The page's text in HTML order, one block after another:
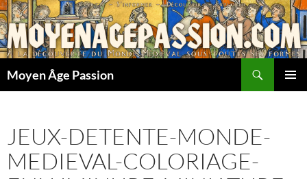
Aller
au
contenu
Moyen Âge Passion
JEUX-DETENTE-MONDE-
MEDIEVAL-COLORIAGE-